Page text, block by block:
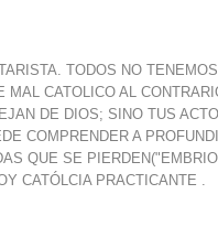
TODOS NO
CATOLICO AL
DE DIOS; SINO TUS
COMPRENDER A
QUE SE
CATÓLCIA PRACTICANTE .